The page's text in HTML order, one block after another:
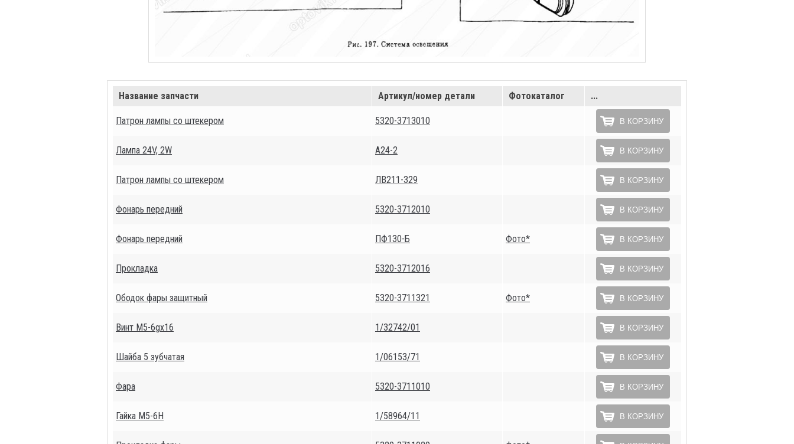
Название запчасти Артикул/номер детали Фотокаталог ...
Патрон лампы со штекером 5320-3713010 В КОРЗИНУ
Лампа 24V, 2W А24-2 В КОРЗИНУ
Патрон лампы со штекером ЛВ211-329 В КОРЗИНУ
Фонарь передний 5320-3712010 В КОРЗИНУ
Фонарь передний ПФ130-Б Фото* В КОРЗИНУ
Прокладка 5320-3712016 В КОРЗИНУ
Ободок фары защитный 5320-3711321 Фото* В КОРЗИНУ
Винт М5-6gх16 1/32742/01 В КОРЗИНУ
Шайба 5 зубчатая 1/06153/71 В КОРЗИНУ
Фара 5320-3711010 В КОРЗИНУ
Гайка М5-6Н 1/58964/11 В КОРЗИНУ